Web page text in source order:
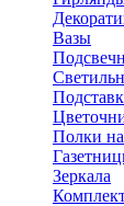
Вазы
Полки
Зеркала